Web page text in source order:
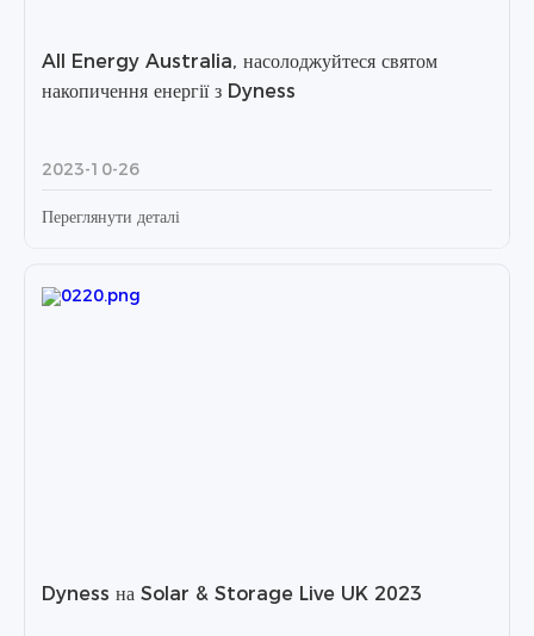
All Energy Australia, насолоджуйтеся святом
накопичення енергії з Dyness
2023-10-26
Переглянути деталі
Dyness на Solar & Storage Live UK 2023